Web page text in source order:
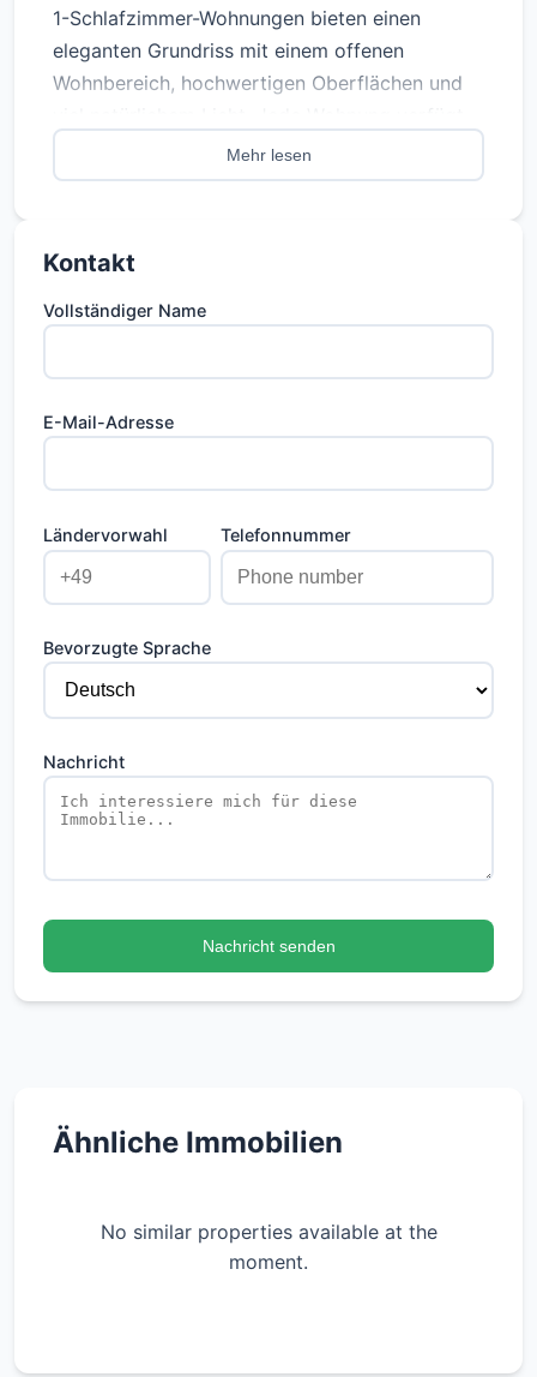
1-Schlafzimmer-Wohnungen bieten einen
eleganten Grundriss mit einem offenen
Wohnbereich, hochwertigen Oberflächen und
über einen privaten Balkon mit Blick auf die
Stadt oder das Meer und schafft eine perfekte
kultivierten Lebensstil in bester Lage von
Paphos suchen.
Mehr lesen
Kontakt
Vollständiger Name
E-Mail-Adresse
Ländervorwahl Telefonnummer
Bevorzugte Sprache
Nachricht
Nachricht senden
Ähnliche Immobilien
No similar properties available at the
moment.